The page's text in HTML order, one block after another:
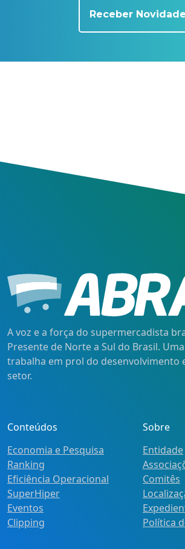
Receber
A voz e a força do supermercadista
Presente de Norte a Sul do Brasil.
trabalha em prol do desenvolvimento
setor.
Conteúdos
Economia e Pesquisa
Ranking
Eficiência Operacional
SuperHiper
Eventos
Clipping
Sobre
Entidade
Comitês
Política